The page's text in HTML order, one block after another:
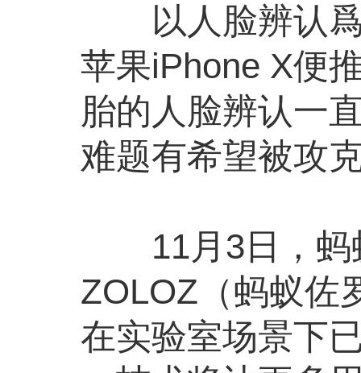
以人脸辨认爲
苹果iPhone X便
胎的人脸辨认一
难题有希望被攻
11月3日，蚂
ZOLOZ（蚂蚁佐
在实验室场景下